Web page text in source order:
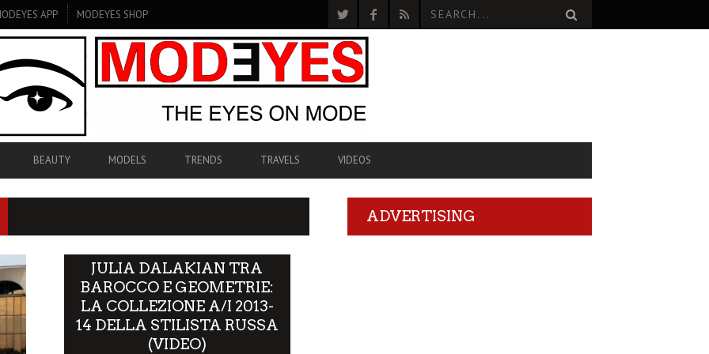
APP MODEYES SHOP
BEAUTY MODELS TRENDS TRAVELS VIDEOS
JULIA DALAKIAN TRA
BAROCCO E GEOMETRIE:
LA COLLEZIONE A/I 2013-
14 DELLA STILISTA RUSSA
(VIDEO)
ADVERTISING